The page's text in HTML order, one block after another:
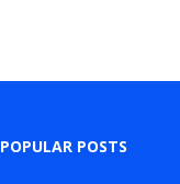
POPULAR POSTS